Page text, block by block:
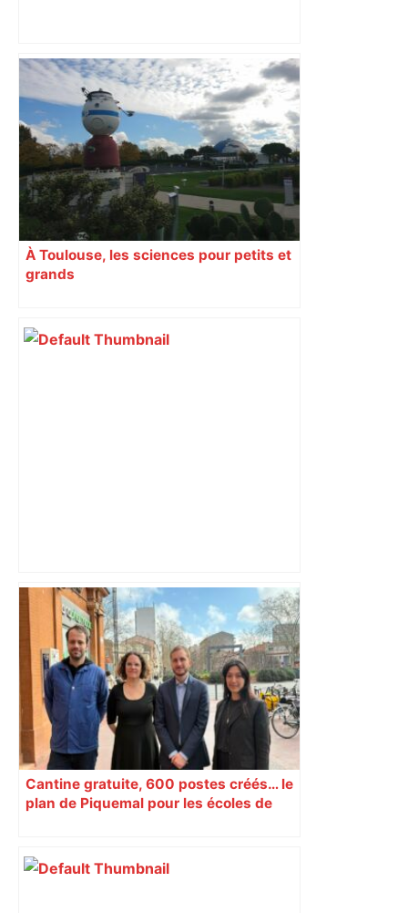
À Toulouse, les sciences pour petits et
grands
Capilla en bleu ciel pour combien de
temps encore ? Toulouse et l'UBB aux
aguets – Rugbynistere
Cantine gratuite, 600 postes créés… le
plan de Piquemal pour les écoles de